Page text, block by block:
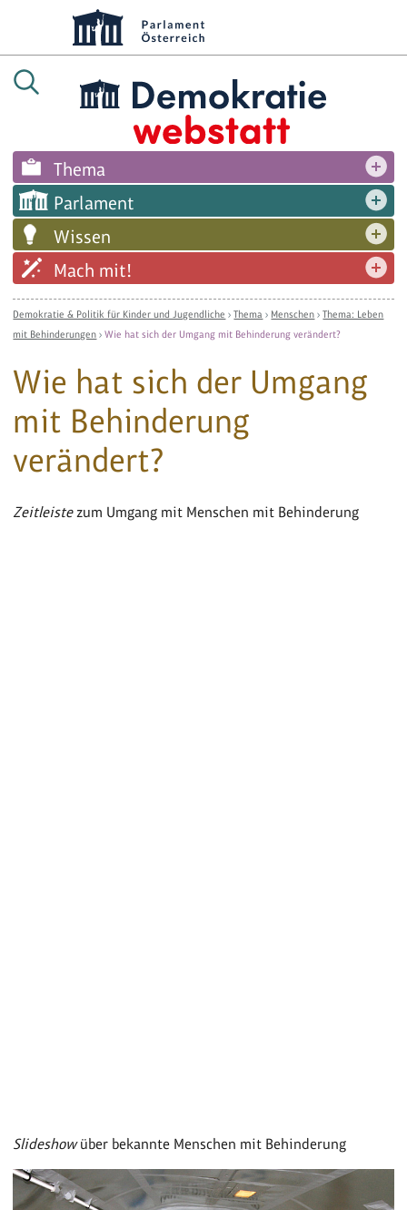
Thema
Parlament
Wissen
Mach mit!
Demokratie & Politik für Kinder und Jugendliche ›Thema › Menschen ›Thema: Leben
mit Behinderungen ›Wie hat sich der Umgang mit Behinderung verändert?
Wie hat sich der Umgang
mit Behinderung
verändert?
Zeitleistezum Umgang mit Menschen mit Behinderung
Slideshowüber bekannte Menschen mit Behinderung